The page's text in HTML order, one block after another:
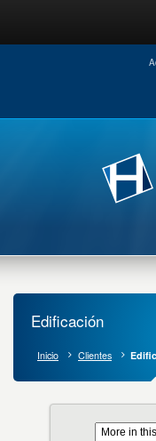
Edificación
Inicio Clientes